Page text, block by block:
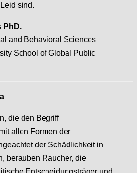
sind.
PhD.
and Behavioral Sciences
School of Global Public
die den Begriff
allen Formen der
der Schädlichkeit in
berauben Raucher, die